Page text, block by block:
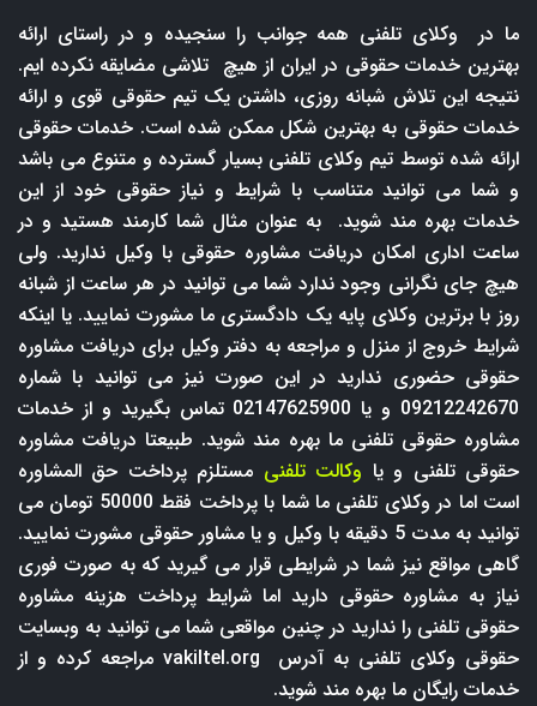
ما در وکلای تلفنی همه جوانب را سنجیده و در راستای ارائه
بهترین خدمات حقوقی در ایران از هیچ تلاشی مضایقه نکرده ایم.
نتیجه این تلاش شبانه روزی، داشتن یک تیم حقوقی قوی و ارائه
خدمات حقوقی به بهترین شکل ممکن شده است. خدمات حقوقی
ارائه شده توسط تیم وکلای تلفنی بسیار گسترده و متنوع می باشد
و شما می توانید متناسب با شرایط و نیاز حقوقی خود از این
خدمات بهره مند شوید. به عنوان مثال شما کارمند هستید و در
ساعت اداری امکان دریافت مشاوره حقوقی با وکیل ندارید. ولی
هیچ جای نگرانی وجود ندارد شما می توانید در هر ساعت از شبانه
روز با برترین وکلای پایه یک دادگستری ما مشورت نمایید. یا اینکه
شرایط خروج از منزل و مراجعه به دفتر وکیل برای دریافت مشاوره
حقوقی حضوری ندارید در این صورت نیز می توانید با شماره
09212242670 و یا 02147625900 تماس بگیرید و از خدمات
مشاوره حقوقی تلفنی ما بهره مند شوید. طبیعتا دریافت مشاوره
حقوقی تلفنی و یا وکالت تلفنی مستلزم پرداخت حق المشاوره
است اما در وکلای تلفنی ما شما با پرداخت فقط 50000 تومان می
توانید به مدت 5 دقیقه با وکیل و یا مشاور حقوقی مشورت نمایید.
گاهی مواقع نیز شما در شرایطی قرار می گیرید که به صورت فوری
نیاز به مشاوره حقوقی دارید اما شرایط پرداخت هزینه مشاوره
حقوقی تلفنی را ندارید در چنین مواقعی شما می توانید به وبسایت
حقوقی وکلای تلفنی به آدرس
vakiltel.org مراجعه کرده و از
خدمات رایگان ما بهره مند شوید.